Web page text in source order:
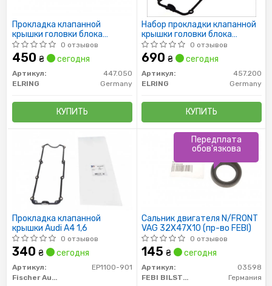
Прокладка клапанной
крышки головки блока
цилиндров двигателя
0 отзывов
450 ₴ сегодня
Артикул:
447.050
ELRING
Germany
КУПИТЬ
Набор прокладки клапанной
крышки головки блока
цилиндров.
0 отзывов
690 ₴ сегодня
Артикул:
457.200
ELRING
Germany
КУПИТЬ
Прокладка клапанной
крышки Audi A4 1,6
0 отзывов
340 ₴ сегодня
Артикул:
EP1100-901
Fischer Automotive One (FA1)
Сальник двигателя N/FRONT
VAG 32X47X10 (пр-во FEBI)
0 отзывов
145 ₴ сегодня
Артикул:
03598
FEBI BILSTEIN
Германия
Передплата
обов'язкова